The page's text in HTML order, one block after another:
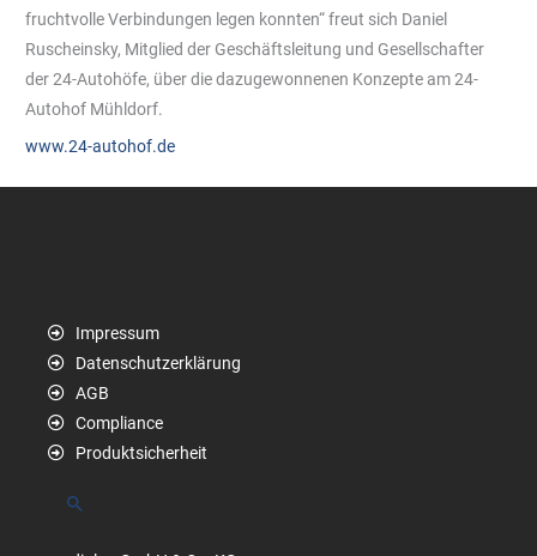
fruchtvolle Verbindungen legen konnten“ freut sich Daniel
Ruscheinsky, Mitglied der Geschäftsleitung und Gesellschafter
der 24-Autohöfe, über die dazugewonnenen Konzepte am 24-
Autohof Mühldorf.
www.24-autohof.de
Impressum
Datenschutzerklärung
AGB
Compliance
Produktsicherheit
Suchen